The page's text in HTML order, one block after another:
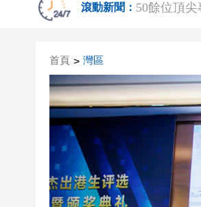
滾動新聞： 海南澄邁文
山東26戶省
瀋陽鐵西
黎智英案
騰出更多時
50餘位頂
首頁 > 灣區